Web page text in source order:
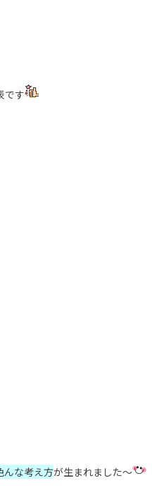
です
んな考え方が生まれました～